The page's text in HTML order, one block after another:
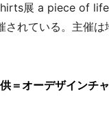
展 a piece of life
されている。主催
＝オーデザインチャ